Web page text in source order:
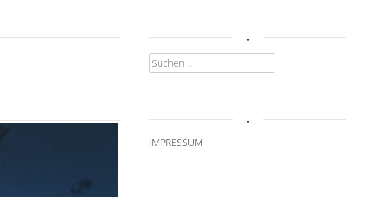
.
Suchen
nach:
.
IMPRESSUM